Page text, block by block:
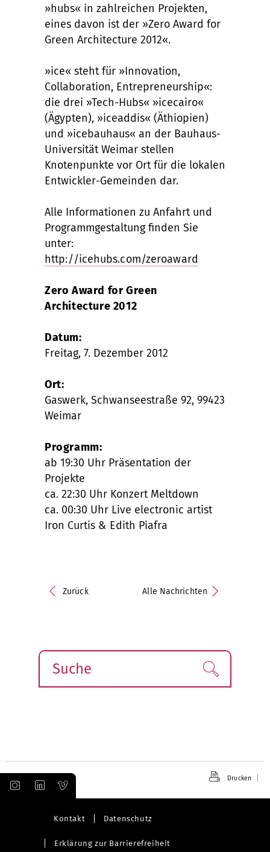
»hubs« in zahlreichen Projekten,
eines davon ist der »Zero Award for
Green Architecture 2012«.
»ice« steht für »Innovation,
Collaboration, Entrepreneurship«:
die drei »Tech-Hubs« »icecairo«
(Ägypten), »iceaddis« (Äthiopien)
und »icebauhaus« an der Bauhaus-
Universität Weimar stellen
Knotenpunkte vor Ort für die lokalen
Entwickler-Gemeinden dar.
Alle Informationen zu Anfahrt und
Programmgestaltung finden Sie
unter:
http://icehubs.com/zeroaward
Zero Award for Green
Architecture 2012
Datum:
Freitag, 7. Dezember 2012
Ort:
Gaswerk, Schwanseestraße 92, 99423
Weimar
Programm:
ab 19:30 Uhr Präsentation der
Projekte
ca. 22:30 Uhr Konzert Meltdown
ca. 00:30 Uhr Live electronic artist
Iron Curtis & Edith Piafra
Zurück Alle Nachrichten
Suche Finden!
Drucken
Kontakt Datenschutz
Erklärung zur Barrierefreiheit